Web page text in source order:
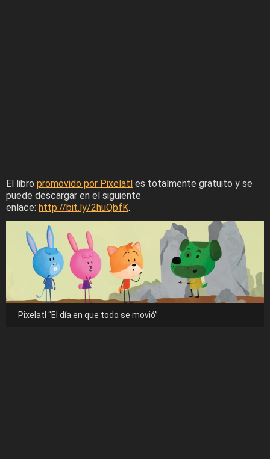
El libro promovido por Pixelatl es totalmente gratuito y se
puede descargar en el siguiente
enlace: http://bit.ly/2huQbfK.
Pixelatl “El día en que todo se movió”